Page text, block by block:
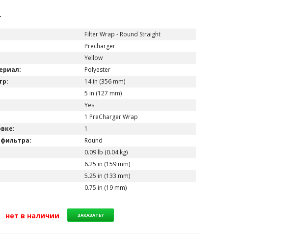
Filter Wrap - Round Straight
Precharger
Yellow
Polyester
14 in (356 mm)
5 in (127 mm)
Yes
1 PreCharger Wrap
1
Round
0.09 lb (0.04 kg)
6.25 in (159 mm)
5.25 in (133 mm)
0.75 in (19 mm)
нет в наличии